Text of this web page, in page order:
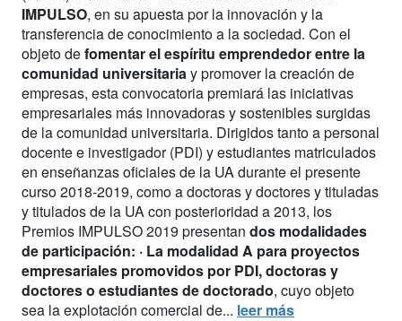
IMPULSO, en su apuesta por la innovación y la
transferencia de conocimiento a la sociedad. Con el
objeto defomentar el espíritu emprendedor entre la
comunidad universitaria y promover la creación de
empresas, esta convocatoria premiará las iniciativas
empresariales más innovadoras y sostenibles surgidas
de la comunidad universitaria. Dirigidos tanto a personal
docente e investigador (PDI) y estudiantes matriculados
en enseñanzas oficiales de la UA durante el presente
curso 2018-2019, como a doctoras y doctores y tituladas
y titulados de la UA con posterioridad a 2013, los
Premios IMPULSO 2019 presentan dos modalidades
de participación: · La modalidad A para proyectos
empresariales promovidos por PDI, doctoras y
doctores o estudiantes de doctorado, cuyo objeto
sea la explotación comercial de... leer más